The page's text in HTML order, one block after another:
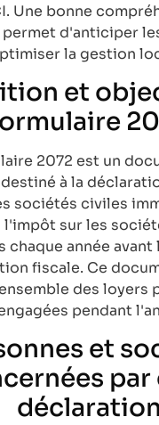
Une bonne
permet d'anticiper
la gestion
et
2072 est un
à la
sociétés civiles
l'impôt sur les
chaque année avant
fiscale. Ce
des loyers
pendant
et
déclaration